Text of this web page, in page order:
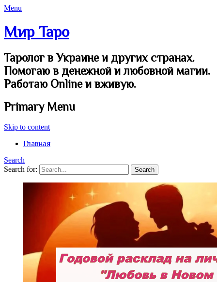
Menu
Мир Таро
Таролог в Украине и других странах.
Помогаю в денежной и любовной магии.
Работаю Online и вживую.
Primary Menu
Skip to content
Главная
Search
Search for: